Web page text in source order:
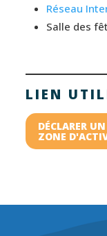
Réseau
Salle des
LIEN
DÉCLARER
ZONE